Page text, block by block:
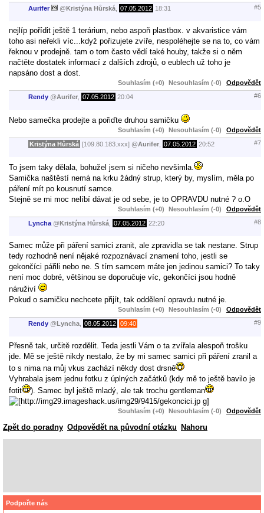
Aurifer @Kristýna Hůrská 07.05.2012 18:31 #5
nejlíp pořídit ještě 1 terárium, nebo aspoň plastbox. v akvaristice vám
toho asi neřekli víc...když pořizujete zvíře, nespoléhejte se na to, co vám
řeknou v prodejně. tam o tom často vědí také houby, takže si o něm
načtěte dostatek informací z dalších zdrojů, o eublech už toho je
napsáno dost a dost.
Souhlasím (+0) Nesouhlasím (-0) Odpovědět
Rendy @Aurifer 07.05.2012 20:04 #6
Nebo samečka prodejte a pořiďte druhou samičku
Souhlasím (+0) Nesouhlasím (-0) Odpovědět
Kristýna Hůrská [109.80.183.xxx] @Aurifer 07.05.2012 20:52 #7
To jsem taky dělala, bohužel jsem si ničeho nevšimla.
Samička naštěstí nemá na krku žádný strup, který by, myslím, měla po
páření mít po kousnutí samce.
Stejně se mi moc nelíbí dávat je od sebe, je to OPRAVDU nutné ? o.O
Souhlasím (+0) Nesouhlasím (-0) Odpovědět
Lyncha @Kristýna Hůrská 07.05.2012 22:20 #8
Samec může při páření samici zranit, ale zpravidla se tak nestane. Strup
tedy rozhodně není nějaké rozpoznávací znamení toho, jestli se
gekončíci pářili nebo ne. S tím samcem máte jen jedinou samici? To taky
není moc dobré, většinou se doporučuje víc, gekončíci jsou hodně
náruživí
Pokud o samičku nechcete přijít, tak oddělení opravdu nutné je.
Souhlasím (+0) Nesouhlasím (-0) Odpovědět
Rendy @Lyncha 08.05.2012 09:40 #9
Přesně tak, určitě rozdělit. Teda jestli Vám o ta zvířala alespoň trošku
jde. Mě se ještě nikdy nestalo, že by mi samec samici při páření zranil a
to s nima na můj vkus zachází někdy dost drsně
Vyhrabala jsem jednu fotku z úplných začátků (kdy mě to ještě bavilo je
fotit
). Samec byl ještě mladý, ale tak trochu gentleman
Souhlasím (+0) Nesouhlasím (-0) Odpovědět
Zpět do poradny Odpovědět na původní otázku Nahoru
Podpořte nás